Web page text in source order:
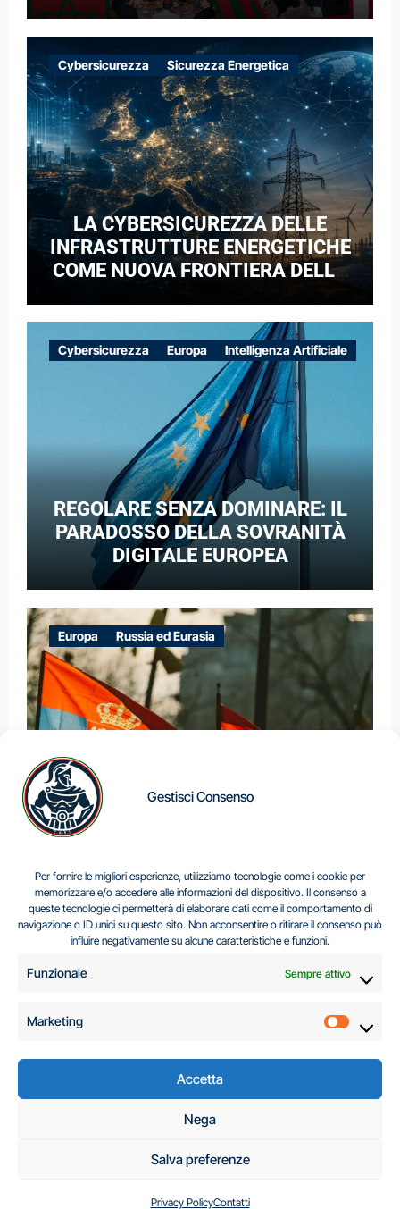
Gestisci Consenso
Per fornire le migliori esperienze, utilizziamo tecnologie come i cookie per
memorizzare e/o accedere alle informazioni del dispositivo. Il consenso a
queste tecnologie ci permetterà di elaborare dati come il comportamento di
navigazione o ID unici su questo sito. Non acconsentire o ritirare il consenso può
influire negativamente su alcune caratteristiche e funzioni.
Funzionale Sempre attivo
Marketing
Accetta
Nega
Salva preferenze
Privacy PolicyContatti
Cybersicurezza Sicurezza Energetica
LA CYBERSICUREZZA DELLE
INFRASTRUTTURE ENERGETICHE
COME NUOVA FRONTIERA DELLA
CASO DELLE RETI ELETTRICHE
EUROPEE NEL CONTESTO DELLA
GUERRA IBRIDA
Cybersicurezza Europa Intelligenza Artificiale
REGOLARE SENZA DOMINARE: IL
PARADOSSO DELLA SOVRANITÀ
DIGITALE EUROPEA
Europa Russia ed Eurasia
Centro Analisi e Studi Italus © Tutti i diritti riservati
C.A.S.I. – Centro
Analisi e Studi Italus